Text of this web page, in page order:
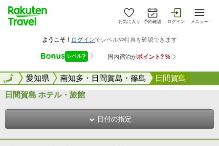
お気に入り 予約確認 ログイン メニュー
全国愛知県 南知多・日間賀島・篠島 日間賀島
全国
日間賀島 ホテル・旅館
日付の指定